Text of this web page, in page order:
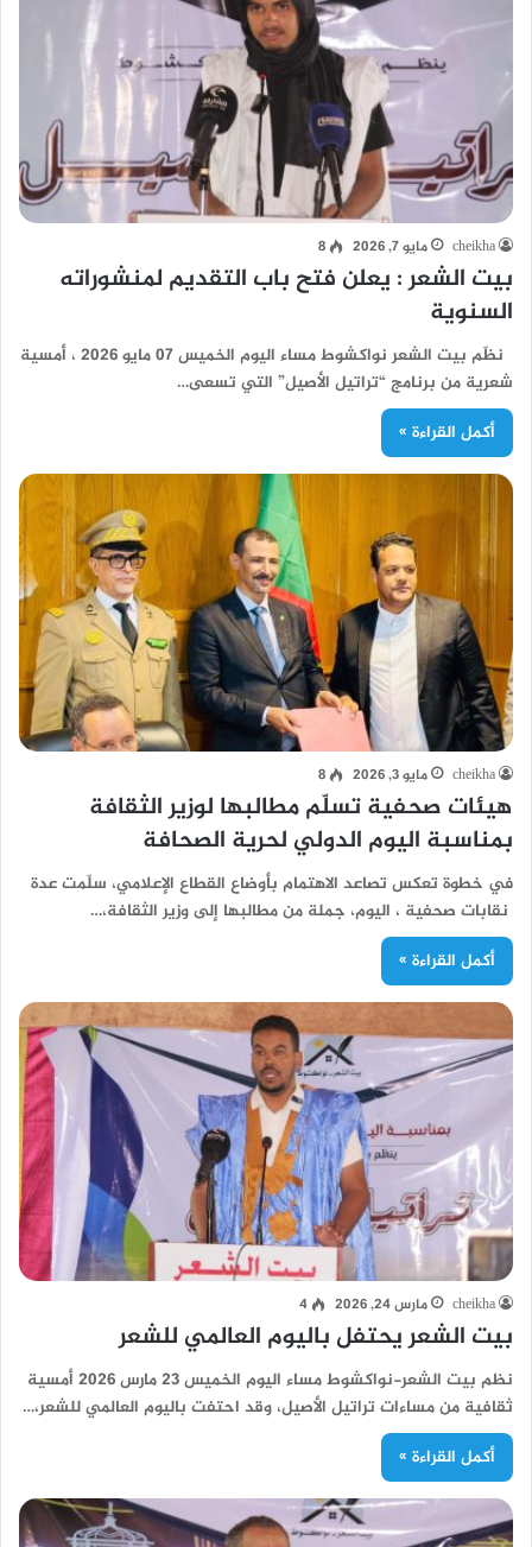
cheikha مايو 7, 2026 8
بيت الشعر : يعلن فتح باب التقديم لمنشوراته
السنوية
نظّم بيت الشعر نواكشوط مساء اليوم الخميس 07 مايو 2026 ، أمسية
شعرية من برنامج “تراتيل الأصيل” التي تسعى…
أكمل القراءة »
cheikha مايو 3, 2026 8
هيئات صحفية تسلّم مطالبها لوزير الثقافة
بمناسبة اليوم الدولي لحرية الصحافة
في خطوة تعكس تصاعد الاهتمام بأوضاع القطاع الإعلامي، سلّمت عدة
نقابات صحفية ، اليوم، جملة من مطالبها إلى وزير الثقافة،…
أكمل القراءة »
cheikha مارس 24, 2026 4
بيت الشعر يحتفل باليوم العالمي للشعر
نظم بيت الشعر-نواكشوط مساء اليوم الخميس 23 مارس 2026 أمسية
ثقافية من مساءات تراتيل الأصيل، وقد احتفت باليوم العالمي للشعر،…
أكمل القراءة »